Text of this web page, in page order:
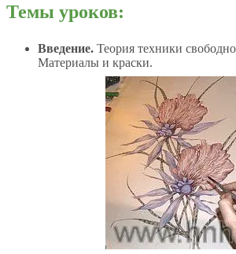
Темы уроков:
Введение. Теория техники
Материалы и краски.